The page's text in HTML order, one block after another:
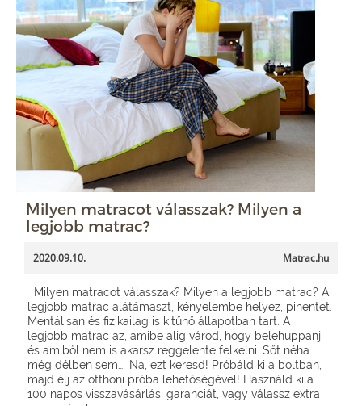
Milyen matracot válasszak? Milyen a
legjobb matrac?
2020.09.10. Matrac.hu
Milyen matracot válasszak? Milyen a legjobb matrac? A
legjobb matrac alátámaszt, kényelembe helyez, pihentet.
Mentálisan és fizikailag is kitűnő állapotban tart. A
legjobb matrac az, amibe alig várod, hogy belehuppanj
és amiből nem is akarsz reggelente felkelni. Sőt néha
még délben sem… Na, ezt keresd! Próbáld ki a boltban,
majd élj az otthoni próba lehetőségével! Használd ki a
100 napos visszavásárlási garanciát, vagy válassz extra